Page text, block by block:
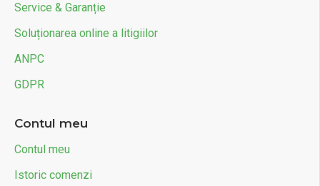
Service & Garanție
Soluționarea online a litigiilor
ANPC
GDPR
Contul meu
Contul meu
Istoric comenzi